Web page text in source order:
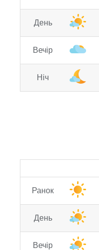
День
Вечір
Ніч
Ранок
День
Вечір